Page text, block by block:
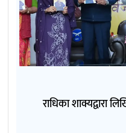
राधिका शाक्यद्वारा